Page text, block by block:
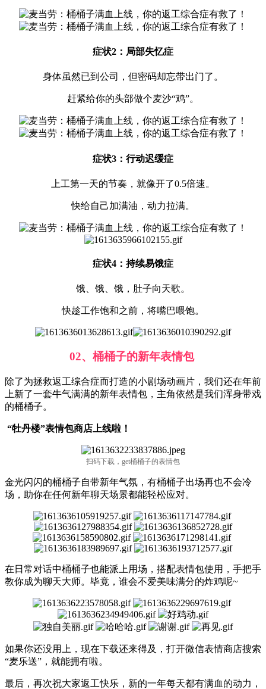
症状2：局部失忆症
身体虽然已到公司，但密码却忘带出门了。
赶紧给你的头部做个麦沙“鸡”。
症状3：行动迟缓症
上工第一天的节奏，就像开了0.5倍速。
快给自己加满油，动力拉满。
症状4：持续易饿症
饿、饿、饿，肚子向天歌。
快趁工作饱和之前，将嘴巴喂饱。
02、桶桶子的新年表情包
除了为拯救返工综合症而打造的小剧场动画片，我们还在年前
上新了一套牛气满满的新年表情包，主角依然是我们浑身带戏
的桶桶子。
“牡丹楼”表情包商店上线啦！
扫码下载，get桶桶子的表情包
金光闪闪的桶桶子自带新年气氛，有桶桶子出场再也不会冷
场，助你在任何新年聊天场景都能轻松应对。
在日常对话中桶桶子也能派上用场，搭配表情包使用，手把手
教你成为聊天大师。毕竟，谁会不爱美味满分的炸鸡呢~
如果你还没用上，现在下载还来得及，打开微信表情商店搜索
“麦乐送”，就能拥有啦。
最后，再次祝大家返工快乐，新的一年每天都有满血的动力，